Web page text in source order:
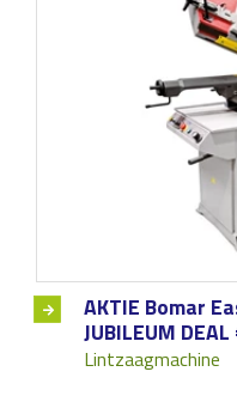
AKTIE Bomar
JUBILEUM
Lintzaagmachine